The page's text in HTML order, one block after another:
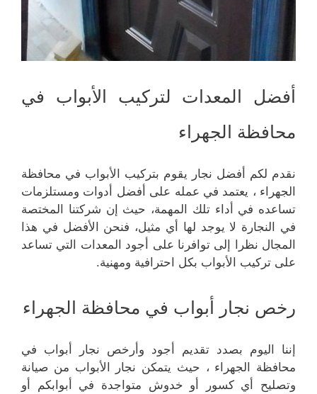
أفضل المعدات لتركيب الأبواب في
محافظة الجهراء
نقدم لكم أفضل نجار يقوم بتركيب الأبواب في محافظة
الجهراء ، يعتمد في عمله على أفضل أدوات ومستلزمات
تساعده في أداء تلك المهمة، حيث إن شركتنا المختصة
في النجارة لا يوجد لها أي مثيل، فنحن الأفضل في هذا
المجال نظرا إلى توافرنا على أجود المعدات التي تساعد
على تركيب الأبواب بكل احترافية ومهنية.
رخص نجار أبواب في محافظة الجهراء
إننا اليوم بصدد تقديم أجود وأرخص نجار أبواب في
محافظة الجهراء ، حيث يتمكن نجار الأبواب من صيانة
وتصليح أي كسور أو خدوش متواجدة في أبوابكم أو